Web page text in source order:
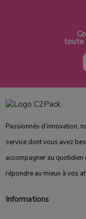
toute
Passionnés d’innovation,
service dont vous avez
accompagner au
répondre au mieux à vos
Informations